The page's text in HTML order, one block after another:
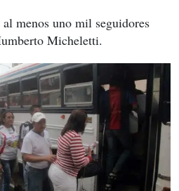
menos uno mil seguidores
Micheletti.